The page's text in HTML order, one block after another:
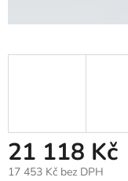
21 118 Kč
17 453 Kč bez DPH